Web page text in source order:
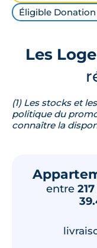
Éligible
Les
(1) Les stocks et
politique du
connaître la
entre